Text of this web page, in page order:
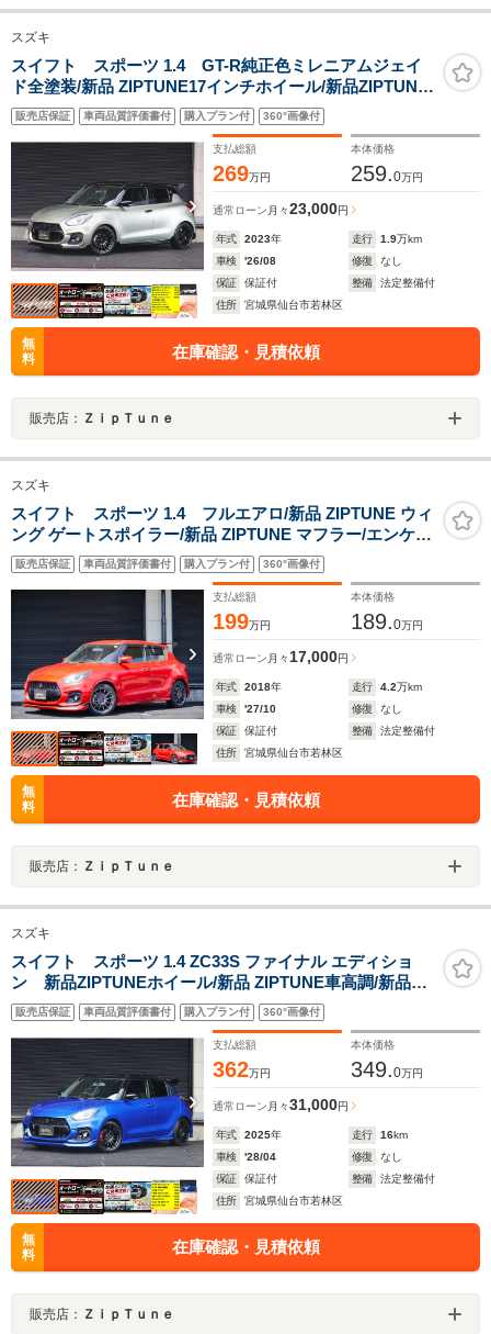
スズキ
スイフト スポーツ 1.4 GT-R純正色ミレニアムジェイ
ド全塗装/新品 ZIPTUNE17インチホイール/新品ZIPTUNE
カーボンウィング/新品 ZIPTUNEフロアーマット/新品
ADVAN FLEVA タイヤ/HKS 車高調/モンスタースポーツ
マフラー/MOMOステアリング
販売店保証 車両品質評価書付 購入プラン付 360°画像付
支払総額
269万円
本体価格
259.0万円
通常ローン 月々23,000円
年式 2023年 走行 1.9万km
車検
'26/08 修復
なし
保証
保証付 整備
法定整備付
住所
宮城県仙台市若林区
無
料
在庫確認・見積依頼
販売店： ＺｉｐＴｕｎｅ
スズキ
スイフト スポーツ 1.4 フルエアロ/新品 ZIPTUNE ウィ
ング ゲートスポイラー/新品 ZIPTUNE マフラー/エンケイ
ホイール/ナビ/新品 トラストフロントリップ/純正サイド
リアエアロ/アイライン/モンスターダウンサス/マフラー
販売店保証 車両品質評価書付 購入プラン付 360°画像付
支払総額
199万円
本体価格
189.0万円
通常ローン 月々17,000円
年式 2018年 走行 4.2万km
車検
'27/10 修復
なし
保証
保証付 整備
法定整備付
住所
宮城県仙台市若林区
無
料
在庫確認・見積依頼
販売店： ＺｉｐＴｕｎｅ
スズキ
スイフト スポーツ 1.4 ZC33S ファイナル エディショ
ン 新品ZIPTUNEホイール/新品 ZIPTUNE車高調/新品
TRUSTウイング/新品TRUSTリップ/新品純正オプション
サイド リアエアロ/新品 ZIPTUNEフロアマット/新品 モ
ンスタースポーツアイライン/新品グッドイヤータイヤ/新
品ナビ
販売店保証 車両品質評価書付 購入プラン付 360°画像付
支払総額
362万円
本体価格
349.0万円
通常ローン 月々31,000円
年式 2025年 走行 16km
車検
'28/04 修復
なし
保証
保証付 整備
法定整備付
住所
宮城県仙台市若林区
無
料
在庫確認・見積依頼
販売店： ＺｉｐＴｕｎｅ